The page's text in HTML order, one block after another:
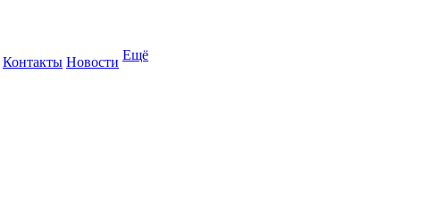
Контакты Новости Ещё